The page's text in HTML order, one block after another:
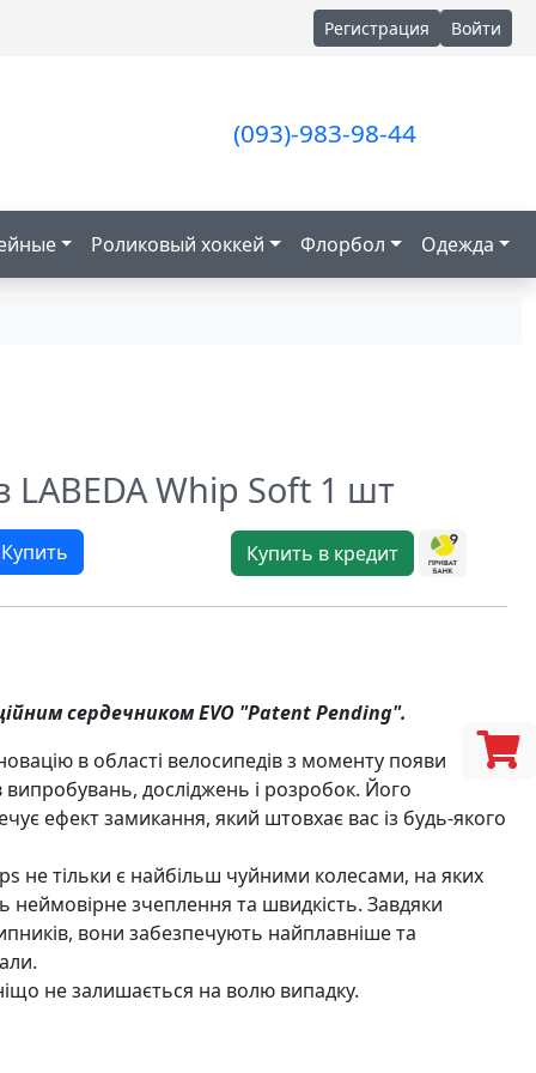
Регистрация Войти
(093)-983-98-44
Роликовый хоккей Флорбол Одежда
LABEDA Whip Soft 1 шт
Купить Купить в кредит
сердечником EVO "Patent Pending".
в області велосипедів з моменту появи
випробувань, досліджень і розробок. Його
ефект замикання, який штовхає вас із будь-якого
не тільки є найбільш чуйними колесами, на яких
зчеплення та швидкість. Завдяки
вони забезпечують найплавніше та
не залишається на волю випадку.